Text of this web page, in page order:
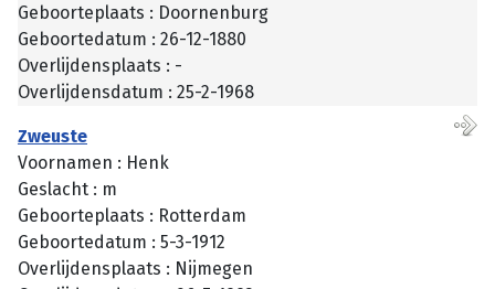
Geboorteplaats : Doornenburg
Geboortedatum : 26-12-1880
Overlijdensplaats : -
Overlijdensdatum : 25-2-1968
Zweuste
Voornamen : Henk
Geslacht : m
Geboorteplaats : Rotterdam
Geboortedatum : 5-3-1912
Overlijdensplaats : Nijmegen